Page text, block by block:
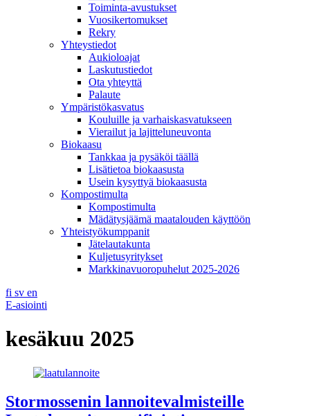
Toiminta-avustukset
Vuosikertomukset
Rekry
Yhteystiedot
Aukioloajat
Laskutustiedot
Ota yhteyttä
Palaute
Ympäristökasvatus
Kouluille ja varhaiskasvatukseen
Vierailut ja lajitteluneuvonta
Biokaasu
Tankkaa ja pysäköi täällä
Lisätietoa biokaasusta
Usein kysyttyä biokaasusta
Kompostimulta
Kompostimulta
Mädätysjäämä maatalouden käyttöön
Yhteistyökumppanit
Jätelautakunta
Kuljetusyritykset
Markkinavuoropuhelut 2025-2026
fi sv en
E-asiointi
kesäkuu 2025
Stormossenin lannoitevalmisteille